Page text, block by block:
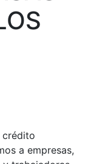
crédito
a empresas,